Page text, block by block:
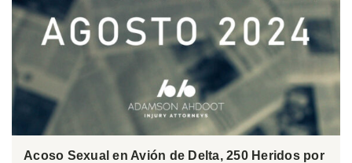
Acoso Sexual en Avión de Delta, 250 Heridos por